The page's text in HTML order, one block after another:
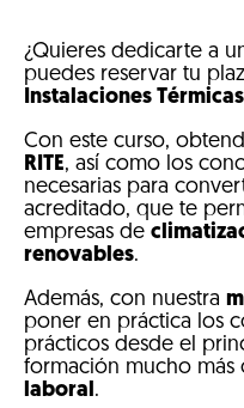
¿Quieres dedicarte a
puedes reservar tu
Instalaciones
Con este curso,
RITE, así como los
necesarias para
acreditado, que te
empresas de
renovables.
Además, con nuestra
poner en práctica los
prácticos desde el
formación mucho más
laboral .